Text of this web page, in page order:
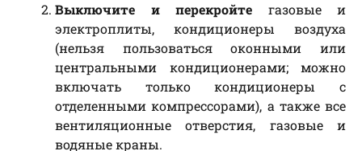
Выключите и перекройте газовые и
электроплиты, кондиционеры воздуха
(нельзя пользоваться оконными или
центральными кондиционерами; можно
включать только кондиционеры с
отделенными компрессорами), а также все
вентиляционные отверстия, газовые и
водяные краны.